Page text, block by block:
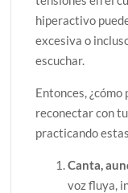
hiperactivo
excesiva o
escuchar.
Entonces,
reconectar con
practicando
Canta,
voz fluya,